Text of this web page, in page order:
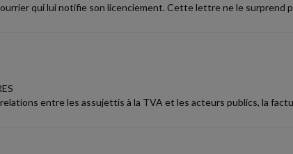
qui lui notifie son licenciement. Cette lettre ne le surprend
entre les assujettis à la TVA et les acteurs publics, la